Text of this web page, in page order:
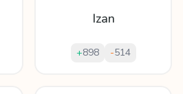
Izan
+898 -514